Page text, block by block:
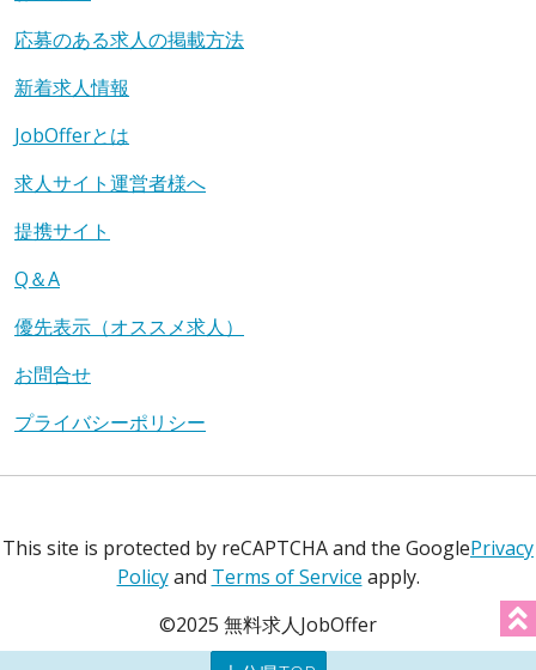
応募のある求人の掲載方法
新着求人情報
JobOfferとは
求人サイト運営者様へ
提携サイト
Q＆A
優先表示（オススメ求人）
お問合せ
プライバシーポリシー
This site is protected by reCAPTCHA and the GooglePrivacy
Policyand Terms of Service apply.
©2025 無料求人JobOffer